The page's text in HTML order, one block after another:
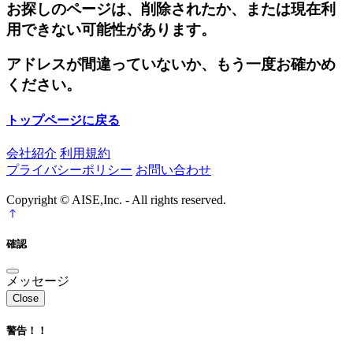
お探しのページは、削除されたか、または現在利
用できない可能性があります。
アドレスが間違っていないか、もう一度お確かめ
ください。
トップページに戻る
会社紹介 利用規約
プライバシーポリシー お問い合わせ
Copyright © AISE,Inc. - All rights reserved.
確認
メッセージ
Close
警告！！